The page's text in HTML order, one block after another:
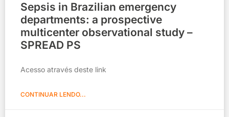
Sepsis in Brazilian emergency
departments: a prospective
multicenter observational study –
SPREAD PS
Acesso através deste link
CONTINUAR LENDO...